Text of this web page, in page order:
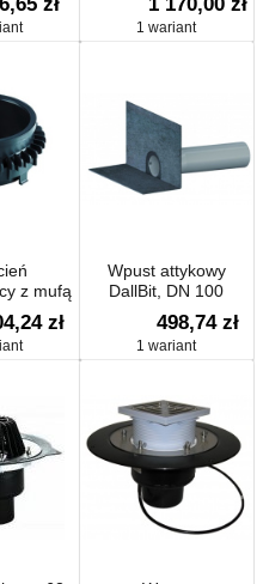
antysyfonową,
przelewową i
1 wariant
z mufą
Ø 170
zł
Wpust attykowy
DallBit, DN 100
498,74 zł
1 wariant